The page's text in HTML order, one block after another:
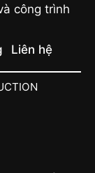
công trình
Liên hệ